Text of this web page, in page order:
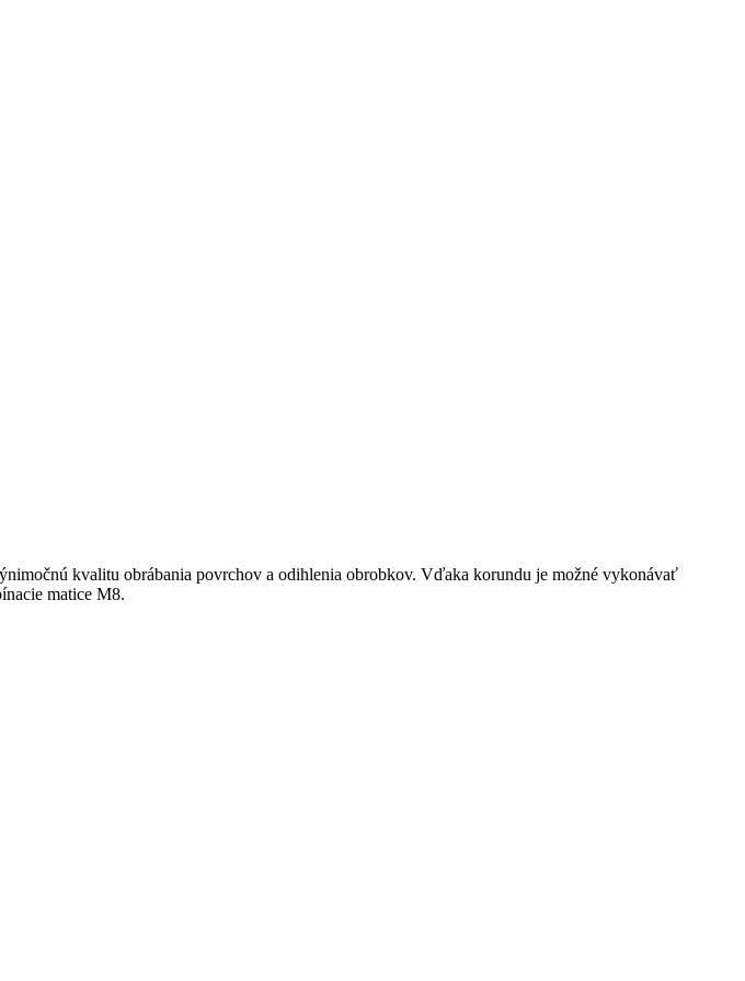
kvalitu obrábania povrchov a odihlenia obrobkov. Vďaka korundu je možné vykonávať
matice M8.